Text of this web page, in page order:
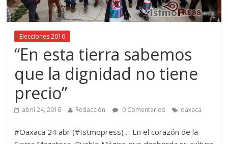
Elecciones 2016
“En esta tierra sabemos
que la dignidad no tiene
precio”
abril 24, 2016 Redacción 0 Comentarios oaxaca
#Oaxaca 24 abr (#Istmopress) .- En el corazón de la